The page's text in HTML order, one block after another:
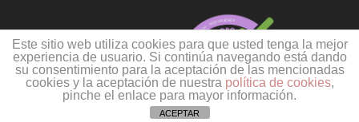
Este sitio web utiliza cookies para que usted tenga la mejor
experiencia de usuario. Si continúa navegando está dando
su consentimiento para la aceptación de las mencionadas
cookies y la aceptación de nuestra política de cookies,
pinche el enlace para mayor información.
ACEPTAR